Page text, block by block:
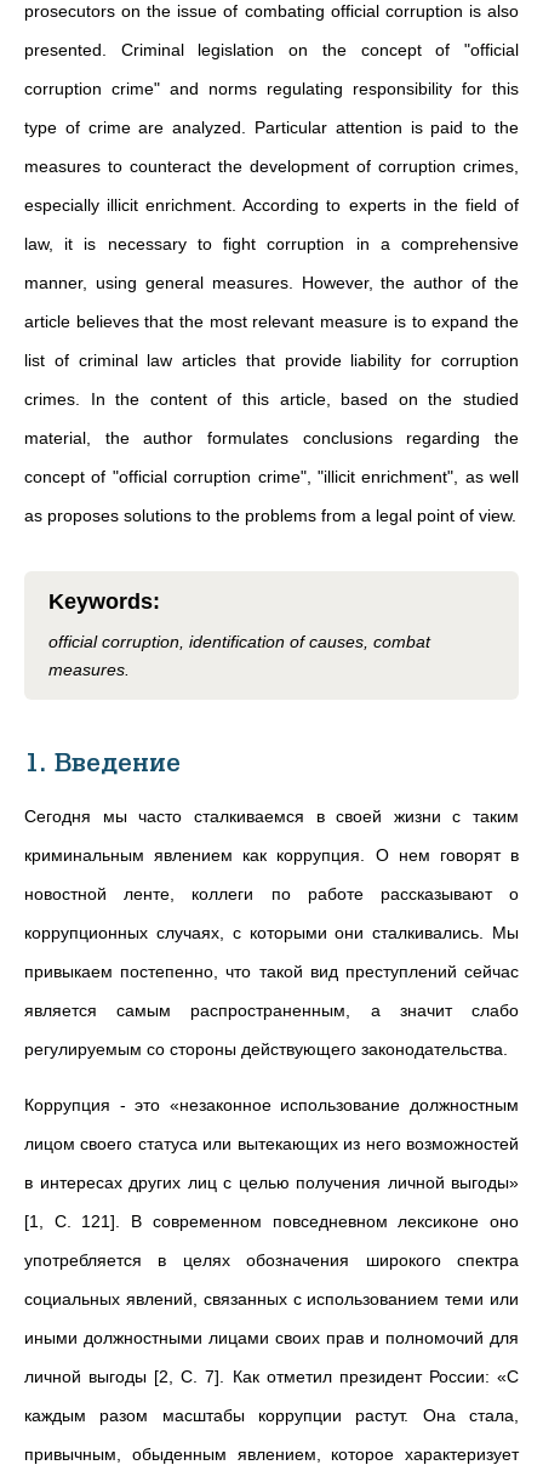
prosecutors on the issue of combating official corruption is also
presented. Criminal legislation on the concept of "official
corruption crime" and norms regulating responsibility for this
type of crime are analyzed. Particular attention is paid to the
measures to counteract the development of corruption crimes,
especially illicit enrichment. According to experts in the field of
law, it is necessary to fight corruption in a comprehensive
manner, using general measures. However, the author of the
article believes that the most relevant measure is to expand the
list of criminal law articles that provide liability for corruption
crimes. In the content of this article, based on the studied
material, the author formulates conclusions regarding the
concept of "official corruption crime", "illicit enrichment", as well
as proposes solutions to the problems from a legal point of view.
Keywords:
official corruption, identification of causes, combat
measures.
1. Введение
Сегодня мы часто сталкиваемся в своей жизни с таким
криминальным явлением как коррупция. О нем говорят в
новостной ленте, коллеги по работе рассказывают о
коррупционных случаях, с которыми они сталкивались. Мы
привыкаем постепенно, что такой вид преступлений сейчас
является самым распространенным, а значит слабо
регулируемым со стороны действующего законодательства.
Коррупция - это «незаконное использование должностным
лицом своего статуса или вытекающих из него возможностей
в интересах других лиц с целью получения личной выгоды»
[1, С. 121]. В современном повседневном лексиконе оно
употребляется в целях обозначения широкого спектра
социальных явлений, связанных с использованием теми или
иными должностными лицами своих прав и полномочий для
личной выгоды [2, С. 7]. Как отметил президент России: «С
каждым разом масштабы коррупции растут. Она стала,
привычным, обыденным явлением, которое характеризует